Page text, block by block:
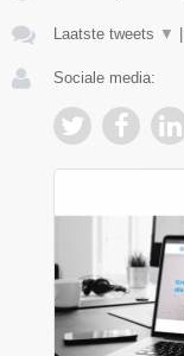
Laatste tweets ▼ |
Sociale media: